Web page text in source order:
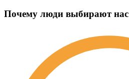
Почему люди выбирают нас